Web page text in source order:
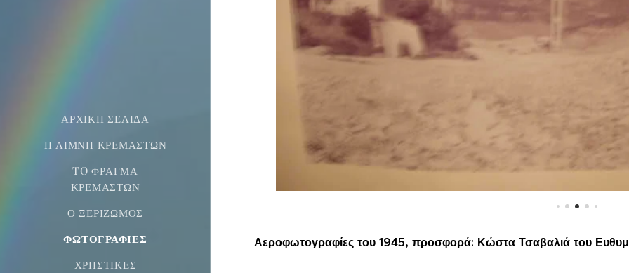
ΑΡΧΙΚΉ ΣΕΛΊΔΑ
Η ΛΊΜΝΗ ΚΡΕΜΑΣΤΏΝ
TO ΦΡΆΓΜΑ
ΚΡΕΜΑΣΤΏΝ
Ο ΞΕΡΙΖΩΜΌΣ
ΦΩΤΟΓΡΑΦΊΕΣ
ΧΡΗΣΤΙΚΈΣ
Αεροφωτογραφίες του 1945, προσφορά: Κώστα Τσαβαλιά του